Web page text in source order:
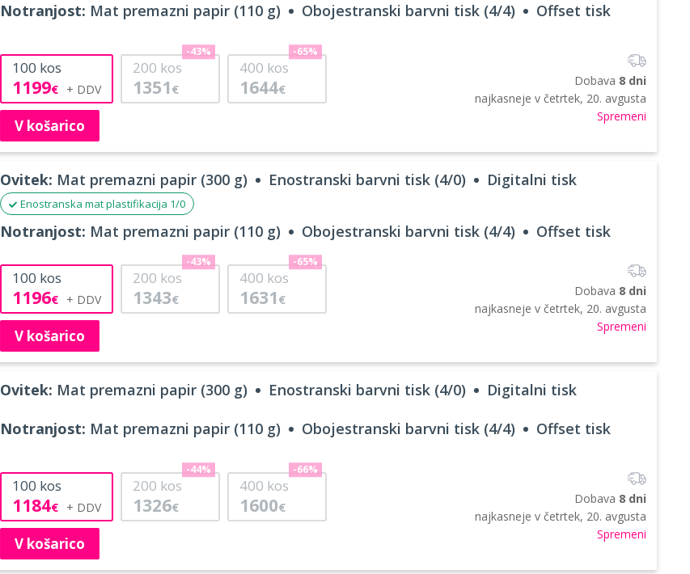
Notranjost: Mat premazni papir (110 g) Obojestranski barvni tisk (4/4) Offset tisk
100 kos
1199€
200 kos
1351 €
-43%
400 kos
1644€
-65%
V košarico
Dobava 8 dni
najkasneje v četrtek, 20. avgusta
Spremeni
Ovitek: Mat premazni papir (300 g) Enostranski barvni tisk (4/0) Digitalni tisk
Enostranska mat plastifikacija 1/0
Notranjost: Mat premazni papir (110 g) Obojestranski barvni tisk (4/4) Offset tisk
100 kos
1196€
200 kos
1343€
-43%
400 kos
1631 €
-65%
V košarico
Dobava 8 dni
najkasneje v četrtek, 20. avgusta
Spremeni
Ovitek: Mat premazni papir (300 g) Enostranski barvni tisk (4/0) Digitalni tisk
Notranjost: Mat premazni papir (110 g) Obojestranski barvni tisk (4/4) Offset tisk
100 kos
1184€
200 kos
1326€
-44%
400 kos
1600€
-66%
V košarico
Dobava 8 dni
najkasneje v četrtek, 20. avgusta
Spremeni